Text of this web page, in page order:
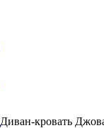
Диван-кровать